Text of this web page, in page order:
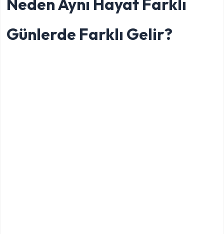
Günlerde Farklı Gelir?